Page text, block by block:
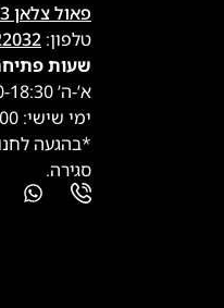
פאול צלאן 3 תל אביב
טלפון:
שעות
א’-ה’ 10:00-18:30
ימי שישי: 10:00-14:00
*בהגעה
סגירה.